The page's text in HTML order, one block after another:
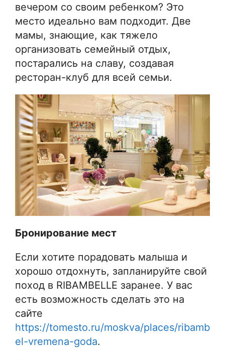
вечером со своим ребенком? Это
место идеально вам подходит. Две
мамы, знающие, как тяжело
организовать семейный отдых,
постарались на славу, создавая
ресторан-клуб для всей семьи.
Бронирование мест
Если хотите порадовать малыша и
хорошо отдохнуть, запланируйте свой
поход в RIBAMBELLE заранее. У вас
есть возможность сделать это на
сайте
https://tomesto.ru/moskva/places/ribamb
el-vremena-goda.